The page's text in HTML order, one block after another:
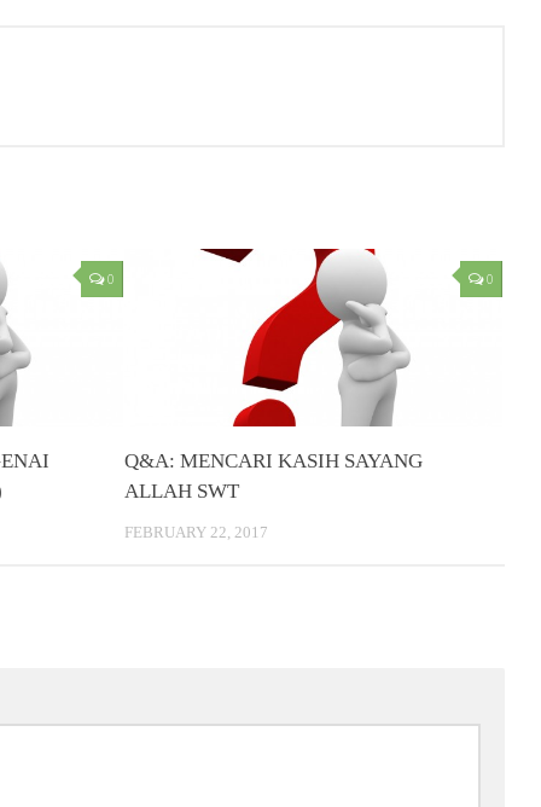
0 0
Q&A: MENCARI KASIH SAYANG
ALLAH SWT
FEBRUARY 22, 2017